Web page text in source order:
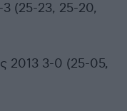
(25-23, 25-20,
2013 3-0 (25-05,